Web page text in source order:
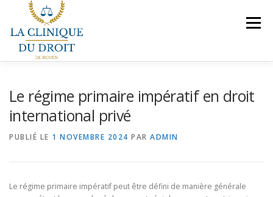
contenu
Menu
Le régime primaire impératif en droit
international privé
PUBLIÉ LE 1 NOVEMBRE 2024 PAR ADMIN
Le régime primaire impératif peut être défini de manière générale